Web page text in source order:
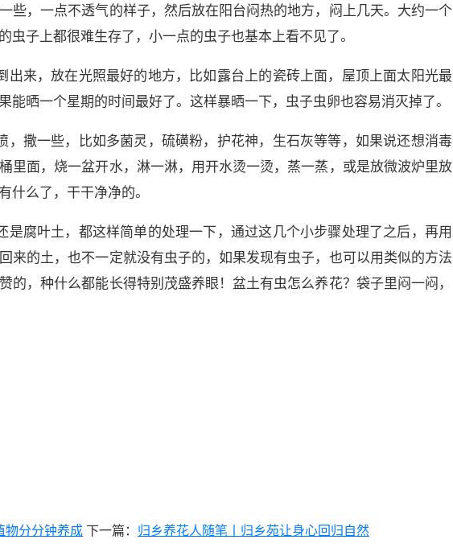
些，一点不透气的样子，然后放在阳台闷热的地方，闷上几天。大约一个
虫子上都很难生存了，小一点的虫子也基本上看不见了。
出来，放在光照最好的地方，比如露台上的瓷砖上面，屋顶上面太阳光最
能晒一个星期的时间最好了。这样暴晒一下，虫子虫卵也容易消灭掉了。
，撒一些，比如多菌灵，硫磺粉，护花神，生石灰等等，如果说还想消毒
里面，烧一盆开水，淋一淋，用开水烫一烫，蒸一蒸，或是放微波炉里放
什么了，干干净净的。
腐叶土，都这样简单的处理一下，通过这几个小步骤处理了之后，再用
来的土，也不一定就没有虫子的，如果发现有虫子，也可以用类似的方法
的，种什么都能长得特别茂盛养眼！盆土有虫怎么养花？袋子里闷一闷，
物分分钟养成下一篇： 归乡养花人随笔丨归乡苑让身心回归自然